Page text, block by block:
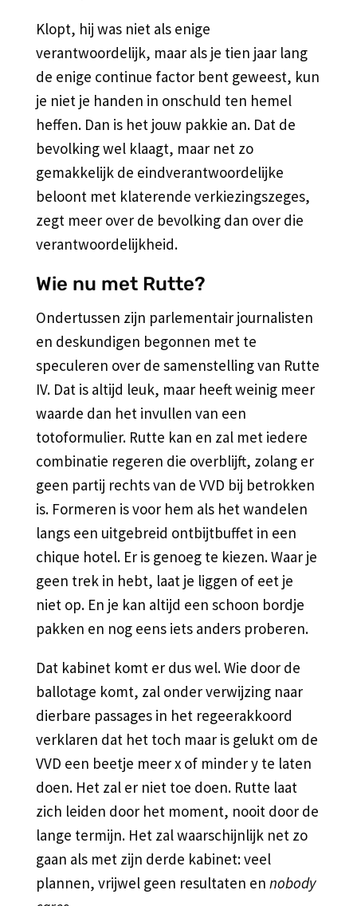
Klopt, hij was niet als enige
verantwoordelijk, maar als je tien jaar lang
de enige continue factor bent geweest, kun
je niet je handen in onschuld ten hemel
heffen. Dan is het jouw pakkie an. Dat de
bevolking wel klaagt, maar net zo
gemakkelijk de eindverantwoordelijke
beloont met klaterende verkiezingszeges,
zegt meer over de bevolking dan over die
verantwoordelijkheid.
Wie nu met Rutte?
Ondertussen zijn parlementair journalisten
en deskundigen begonnen met te
speculeren over de samenstelling van Rutte
IV. Dat is altijd leuk, maar heeft weinig meer
waarde dan het invullen van een
totoformulier. Rutte kan en zal met iedere
combinatie regeren die overblijft, zolang er
geen partij rechts van de VVD bij betrokken
is. Formeren is voor hem als het wandelen
langs een uitgebreid ontbijtbuffet in een
chique hotel. Er is genoeg te kiezen. Waar je
geen trek in hebt, laat je liggen of eet je
niet op. En je kan altijd een schoon bordje
pakken en nog eens iets anders proberen.
Dat kabinet komt er dus wel. Wie door de
ballotage komt, zal onder verwijzing naar
dierbare passages in het regeerakkoord
verklaren dat het toch maar is gelukt om de
VVD een beetje meer x of minder y te laten
doen. Het zal er niet toe doen. Rutte laat
zich leiden door het moment, nooit door de
lange termijn. Het zal waarschijnlijk net zo
gaan als met zijn derde kabinet: veel
plannen, vrijwel geen resultaten en nobody